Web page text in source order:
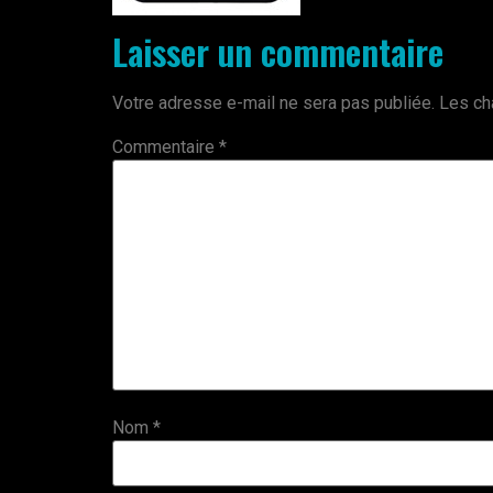
Laisser un commentaire
Votre adresse e-mail ne sera pas publiée. Les
Commentaire *
Nom *